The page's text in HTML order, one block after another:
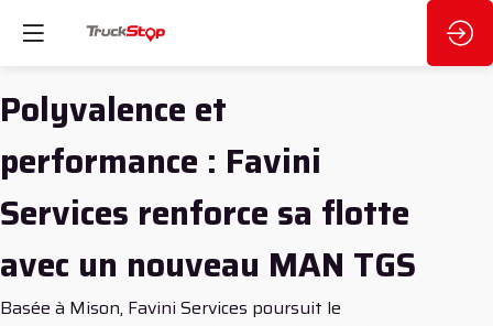
Polyvalence et
performance : Favini
Services renforce sa flotte
avec un nouveau MAN TGS
Basée à Mison, Favini Services poursuit le